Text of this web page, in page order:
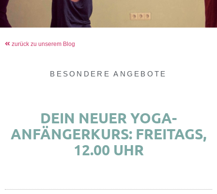
zurück zu unserem Blog
BESONDERE ANGEBOTE
DEIN NEUER YOGA-
ANFÄNGERKURS: FREITAGS,
12.00 UHR